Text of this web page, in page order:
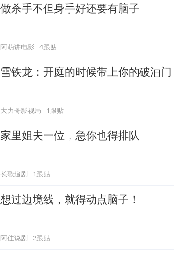
做杀手不但身手好还要有脑子
阿萌讲电影 4跟贴
雪铁龙：开庭的时候带上你的破油门
大力哥影视局 1跟贴
家里姐夫一位，急你也得排队
长歌追剧 1跟贴
想过边境线，就得动点脑子！
阿佳说剧 2跟贴